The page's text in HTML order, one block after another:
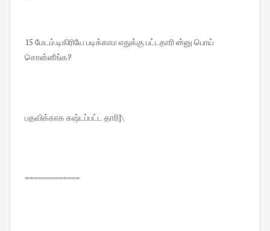
15 மேடம்.டிகிரியே படிக்காம எதுக்கு பட்டதாரி ன்னு பொய்
சொன்னீங்க?
பதவிக்காக கஷ்டப்பட்ட தாரி]\
=============